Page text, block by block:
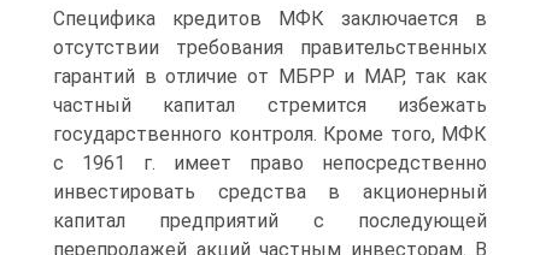
Специфика кредитов МФК заключается в
отсутствии требования правительственных
гарантий в отличие от МБРР и МАР, так как
частный капитал стремится избежать
государственного контроля. Кроме того, МФК
с 1961 г. имеет право непосредственно
инвестировать средства в акционерный
капитал предприятий с последующей
перепродажей акций частным инвесторам. В